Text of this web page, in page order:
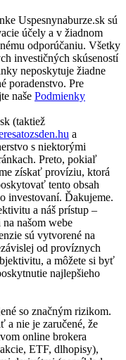
Uspesnynaburze.sk sú
účely a v žiadnom
odporúčaniu. Všetky
investičných skúseností
neposkytuje žiadne
poradenstvo. Pre
naše Podmienky
(taktiež
a
s niektorými
Preto, pokiaľ
získať províziu, ktorá
tento obsah
investovaní. Ďakujeme.
a náš prístup –
našom webe
sú vytvorené na
od províznych
a môžete si byť
najlepšieho
so značným rizikom.
a nie je zaručené, že
online brokera
ETF, dlhopisy),